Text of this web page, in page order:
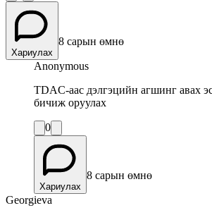
Хариулах
8 сарын өмнө
Anonymous
TDAC-аас дэлгэцийн агшинг авах
бичиж оруулах
0
Хариулах
8 сарын өмнө
Georgieva